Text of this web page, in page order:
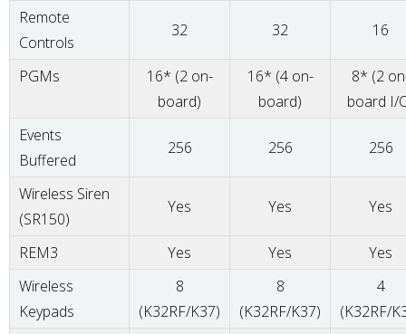
Remote
Controls
32 32 16
PGMs
16* (2 on-
board)
16* (4 on-
board)
8* (2
board I/
Events
Buffered
256 256 256
Wireless Siren
(SR150)
Yes Yes Yes
REM3 Yes Yes
Yes
Wireless
Keypads
8
(K32RF/K37)
8
(K32RF/K37)
4
(K32RF/